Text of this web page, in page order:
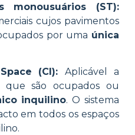
monousuários (ST):
cujos pavimentos
por uma única
(CI):Aplicável a
são ocupados ou
inquilino. O sistema
em todos os espaços